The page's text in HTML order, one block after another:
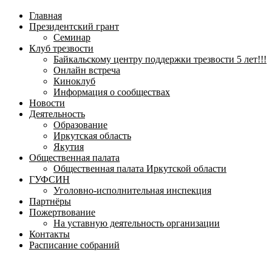
меню
Главная
Президентский грант
Семинар
Клуб трезвости
Байкальскому центру поддержки трезвости 5 лет!!!
Онлайн встреча
Киноклуб
Информация о сообществах
Новости
Деятельность
Образование
Иркутская область
Якутия
Общественная палата
Общественная палата Иркутской области
ГУФСИН
Уголовно-исполнительная инспекция
Партнёры
Пожертвование
На уставную деятельность организации
Контакты
Расписание собраний